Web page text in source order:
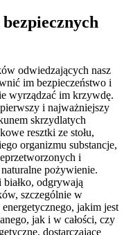
odwiedzających nasz
im bezpieczeństwo i
wyrządzać im krzywdę.
i najważniejszy
skrzydlatych
resztki ze stołu,
organizmu substancje,
i
pożywienie.
białko, odgrywają
szczególnie w
jakim jest
jak i w całości, czy
dostarczające